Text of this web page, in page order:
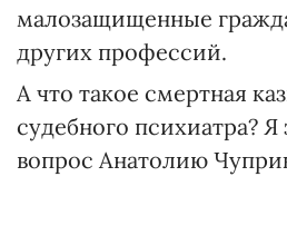
малозащищенные
других профессий.
А что такое смертная
судебного психиатра? Я
вопрос Анатолию
здравоохранения и